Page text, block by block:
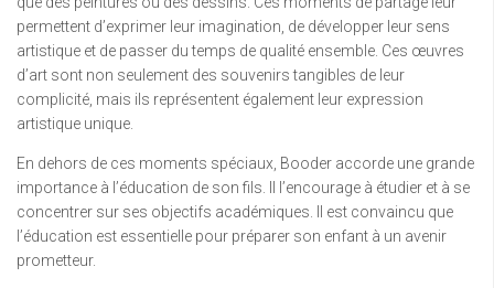
permettent d’exprimer leur imagination, de développer leur sens
artistique et de passer du temps de qualité ensemble. Ces œuvres
d’art sont non seulement des souvenirs tangibles de leur
complicité, mais ils représentent également leur expression
artistique unique.
En dehors de ces moments spéciaux, Booder accorde une grande
importance à l’éducation de son fils. Il l’encourage à étudier et à se
concentrer sur ses objectifs académiques. Il est convaincu que
l’éducation est essentielle pour préparer son enfant à un avenir
prometteur.